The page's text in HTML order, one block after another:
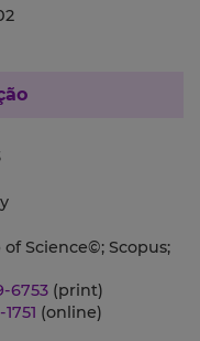
of Science©; Scopus;
6753 (print)
(online)